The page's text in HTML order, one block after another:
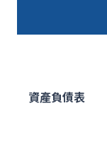
資產負債表